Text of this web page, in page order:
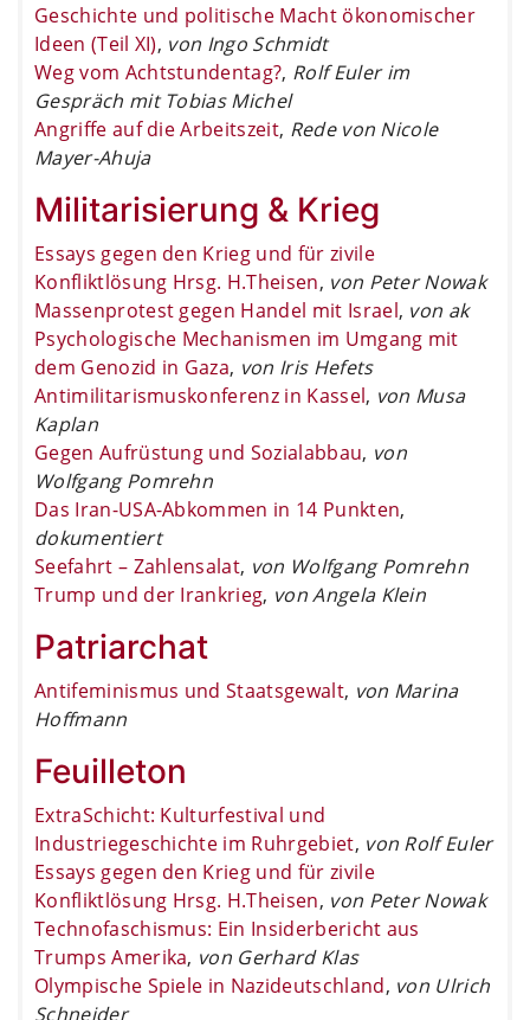
Geschichte und politische Macht ökonomischer
Ideen (Teil XI), von Ingo Schmidt
Weg vom Achtstundentag?, Rolf Euler im
Gespräch mit Tobias Michel
Angriffe auf die Arbeitszeit, Rede von Nicole
Mayer-Ahuja
Militarisierung & Krieg
Essays gegen den Krieg und für zivile
Konfliktlösung Hrsg. H.Theisen, von Peter Nowak
Massenprotest gegen Handel mit Israel, von ak
Psychologische Mechanismen im Umgang mit
dem Genozid in Gaza, von Iris Hefets
Antimilitarismuskonferenz in Kassel, von Musa
Kaplan
Gegen Aufrüstung und Sozialabbau, von
Wolfgang Pomrehn
Das Iran-USA-Abkommen in 14 Punkten,
dokumentiert
Seefahrt – Zahlensalat, von Wolfgang Pomrehn
Trump und der Irankrieg, von Angela Klein
Patriarchat
Antifeminismus und Staatsgewalt, von Marina
Hoffmann
Feuilleton
ExtraSchicht: Kulturfestival und
Industriegeschichte im Ruhrgebiet, von Rolf Euler
Essays gegen den Krieg und für zivile
Konfliktlösung Hrsg. H.Theisen, von Peter Nowak
Technofaschismus: Ein Insiderbericht aus
Trumps Amerika, von Gerhard Klas
Olympische Spiele in Nazideutschland, von Ulrich
Schneider